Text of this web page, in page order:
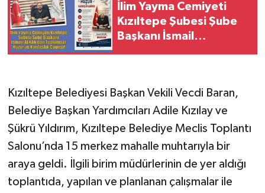
İlim Yayma Cemiyeti
Kızıltepe Şubesi Şube
Başkanı İsmail
Kızıltepe Belediyesi Başkan Vekili Vecdi Baran,
Belediye Başkan Yardımcıları Adile Kızılay ve
Şükrü Yıldırım, Kızıltepe Belediye Meclis Toplantı
Salonu’nda 15 merkez mahalle muhtarıyla bir
araya geldi. İlgili birim müdürlerinin de yer aldığı
toplantıda, yapılan ve planlanan çalışmalar ile